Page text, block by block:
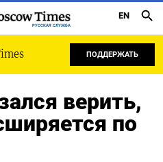
РУССКАЯ СЛУЖБА
EN
ПОДДЕРЖАТЬ
верить,
по